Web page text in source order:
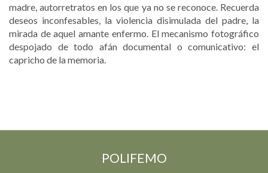
madre, autorretratos en los que ya no se reconoce. Recuerda
deseos inconfesables, la violencia disimulada del padre, la
mirada de aquel amante enfermo. El mecanismo fotográfico
despojado de todo afán documental o comunicativo: el
capricho de la memoria.
POLIFEMO